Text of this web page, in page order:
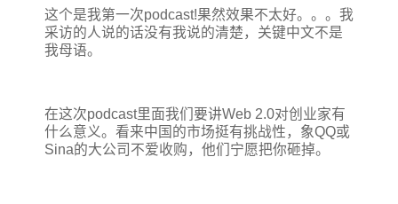
这个是我第一次podcast!果然效果不太好。。。我
采访的人说的话没有我说的清楚，关键中文不是
我母语。
在这次podcast里面我们要讲Web 2.0对创业家有
什么意义。看来中国的市场挺有挑战性，象QQ或
Sina的大公司不爱收购，他们宁愿把你砸掉。